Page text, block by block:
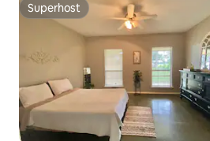
Superhost
Superhost